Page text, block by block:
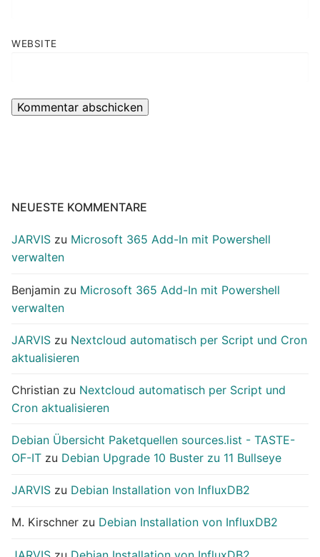
WEBSITE
NEUESTE KOMMENTARE
JARVIS zu Microsoft 365 Add-In mit Powershell
verwalten
Benjamin zu Microsoft 365 Add-In mit Powershell
verwalten
JARVIS zu Nextcloud automatisch per Script und Cron
aktualisieren
Christian zu Nextcloud automatisch per Script und
Cron aktualisieren
Debian Übersicht Paketquellen sources.list - TASTE-
OF-IT zu Debian Upgrade 10 Buster zu 11 Bullseye
JARVIS zu Debian Installation von InfluxDB2
M. Kirschner zu Debian Installation von InfluxDB2